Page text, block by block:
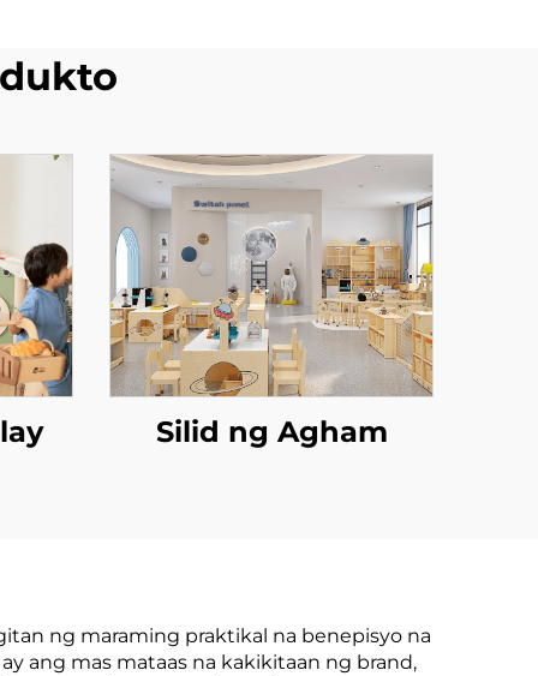
Silid ng Agham
ng maraming praktikal na benepisyo na
ang mas mataas na kakikitaan ng brand,